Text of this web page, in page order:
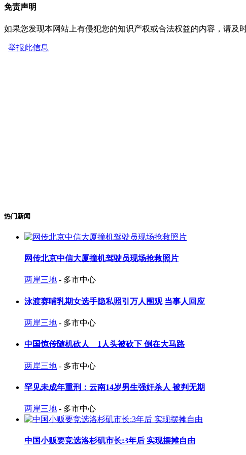
免责声明
如果您发现本网站上有侵犯您的知识产权或合法权益的内容，请
举报此信息
热门新闻
网传北京中信大厦撞机驾驶员现场抢救照片
两岸三地 - 多市中心
泳渡赛哺乳期女选手隐私照引万人围观 当事人回应
两岸三地 - 多市中心
中国惊传随机砍人 1人头被砍下 倒在大马路
两岸三地 - 多市中心
罕见未成年重刑：云南14岁男生强奸杀人 被判无期
两岸三地 - 多市中心
中国小贩要竞选洛杉矶市长:3年后 实现摆摊自由